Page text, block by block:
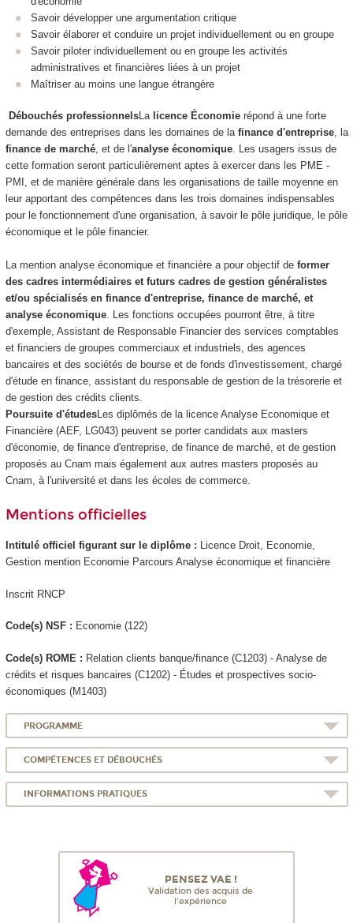
Savoir développer une argumentation critique
Savoir élaborer et conduire un projet individuellement ou en groupe
Savoir piloter individuellement ou en groupe les activités
administratives et financières liées à un projet
Maîtriser au moins une langue étrangère
Débouchés professionnelsLa licence Économierépond à une forte
demande des entreprises dans les domaines de la finance d'entreprise, la
finance de marché, et de l'analyse économique. Les usagers issus de
cette formation seront particulièrement aptes à exercer dans les PME -
PMI, et de manière générale dans les organisations de taille moyenne en
leur apportant des compétences dans les trois domaines indispensables
pour le fonctionnement d'une organisation, à savoir le pôle juridique, le pôle
économique et le pôle financier.
La mention analyse économique et financière a pour objectif de former
des cadres intermédiaires et futurs cadres de gestion généralistes
et/ou spécialisés en finance d'entreprise, finance de marché, et
analyse économique. Les fonctions occupées pourront être, à titre
d'exemple, Assistant de Responsable Financier des services comptables
et financiers de groupes commerciaux et industriels, des agences
bancaires et des sociétés de bourse et de fonds d'investissement, chargé
d'étude en finance, assistant du responsable de gestion de la trésorerie et
de gestion des crédits clients.
Poursuite d'étudesLes diplômés de la licence Analyse Economique et
Financière (AEF, LG043) peuvent se porter candidats aux masters
d'économie, de finance d'entreprise, de finance de marché, et de gestion
proposés au Cnam mais également aux autres masters proposés au
Cnam, à l'université et dans les écoles de commerce.
Mentions officielles
Intitulé officiel figurant sur le diplôme : Licence Droit, Economie,
Gestion mention Economie Parcours Analyse économique et financière
Inscrit RNCP
Code(s) NSF : Economie (122)
Code(s) ROME : Relation clients banque/finance (C1203) - Analyse de
crédits et risques bancaires (C1202) - Études et prospectives socio-
économiques (M1403)
PROGRAMME
COMPÉTENCES ET DÉBOUCHÉS
INFORMATIONS PRATIQUES
PENSEZ VAE !
Validation des acquis de
l'expérience